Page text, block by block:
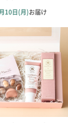
」。「ファ
メイク・ネ
イルが
テムともに人
入れた商品